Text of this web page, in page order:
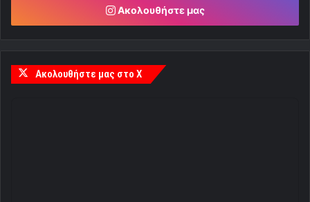
Ακολουθήστε μας
Ακολουθήστε μας στο X